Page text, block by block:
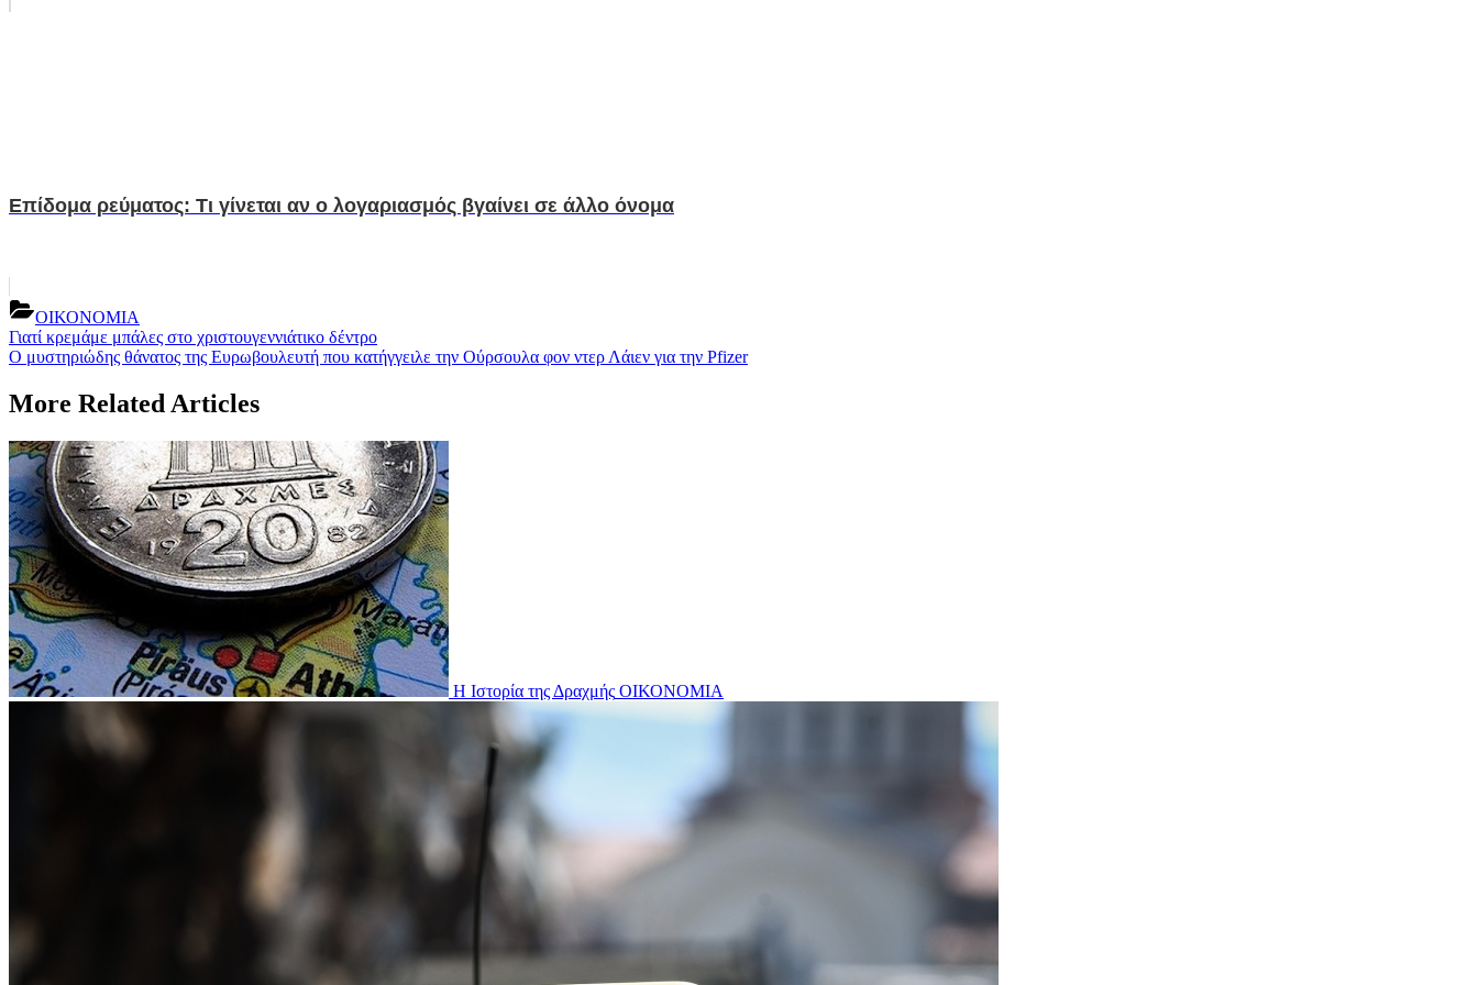
Επίδομα ρεύματος: Τι γίνεται αν ο λογαριασμός βγαίνει σε άλλο όνομα
ΟΙΚΟΝΟΜΙΑ
Post
navigation
Previous
Post:
Γιατί κρεμάμε μπάλες στο χριστουγεννιάτικο δέντρο
Next
Ο μυστηριώδης θάνατος της Ευρωβουλευτή που κατήγγειλε την Ούρσουλα φον ντερ Λάιεν για την Pfizer
More Related Articles
H Ιστορία της Δραχμής ΟΙΚΟΝΟΜΙΑ